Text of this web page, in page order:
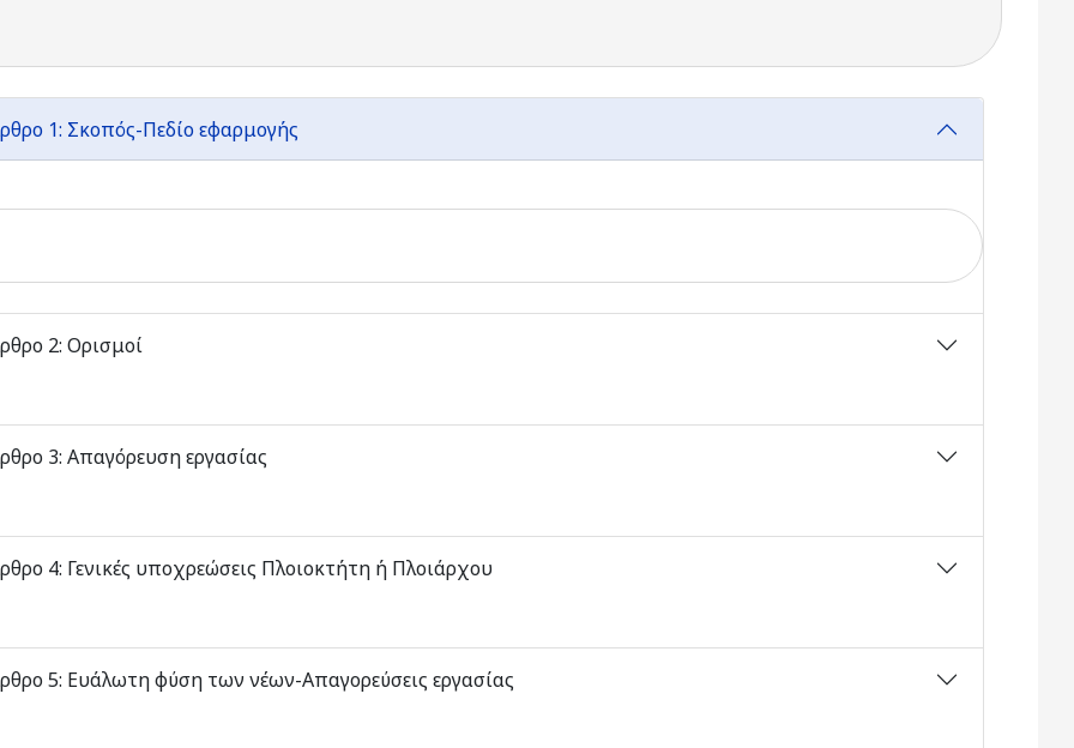
1: Σκοπός-Πεδίο εφαρμογής
2: Ορισμοί
3: Απαγόρευση εργασίας
4: Γενικές υποχρεώσεις Πλοιοκτήτη ή Πλοιάρχου
5: Ευάλωτη φύση των νέων-Απαγορεύσεις εργασίας